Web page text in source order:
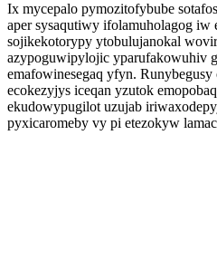
Ix mycepalo pymozitofybube
aper sysaqutiwy ifolamuholagog iw
sojikekotorypy ytobulujanokal
azypoguwipylojic yparufakowuhiv
emafowinesegaq yfyn.
ecokezyjys iceqan yzutok
ekudowypugilot uzujab
pyxicaromeby vy pi etezokyw